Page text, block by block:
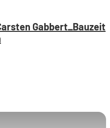
Gabbert_Bauzeit